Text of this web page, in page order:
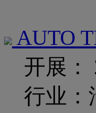
AUTO
开展：
行业：